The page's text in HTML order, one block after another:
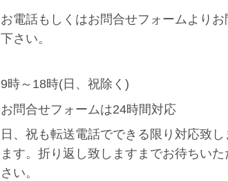
お電話もしくはお問合せフォームよりお
下さい。
9時～18時(日、祝除く)
お問合せフォームは24時間対応
日、祝も転送電話でできる限り対応致
ます。折り返し致しますまでお待ちい
さい。